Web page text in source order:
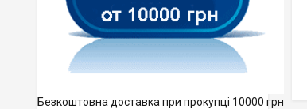
Безкоштовна доставка при прокупці 10000 грн